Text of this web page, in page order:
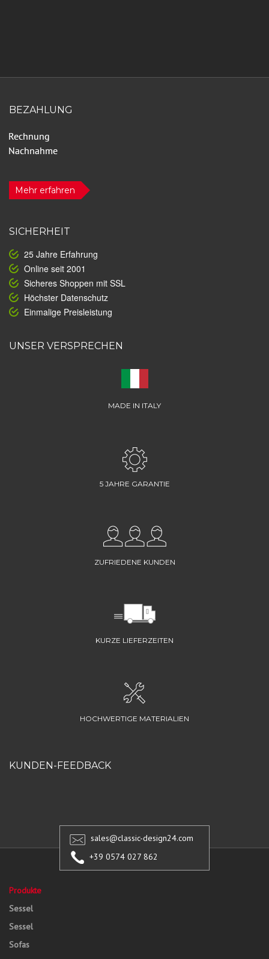
BEZAHLUNG
Mehr erfahren
SICHERHEIT
25 Jahre Erfahrung
Online seit 2001
Sicheres Shoppen mit SSL
Höchster Datenschutz
Einmalige Preisleistung
UNSER VERSPRECHEN
MADE IN ITALY
5 JAHRE GARANTIE
ZUFRIEDENE KUNDEN
KURZE LIEFERZEITEN
HOCHWERTIGE MATERIALIEN
KUNDEN-FEEDBACK
sales@classic-design24.com
+39 0574 027 862
Produkte
Sessel
Sessel
Sofas